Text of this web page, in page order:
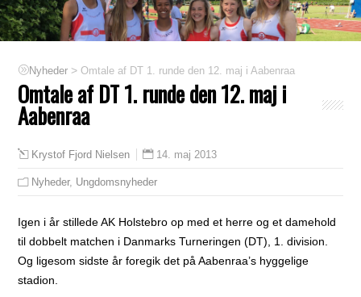
Nyheder >Omtale af DT 1. runde den 12. maj i Aabenraa
Omtale af DT 1. runde den 12. maj i
Aabenraa
Krystof Fjord Nielsen 14. maj 2013
Nyheder, Ungdomsnyheder
Igen i år stillede AK Holstebro op med et herre og et damehold
til dobbelt matchen i Danmarks Turneringen (DT), 1. division.
Og ligesom sidste år foregik det på Aabenraa’s hyggelige
stadion.